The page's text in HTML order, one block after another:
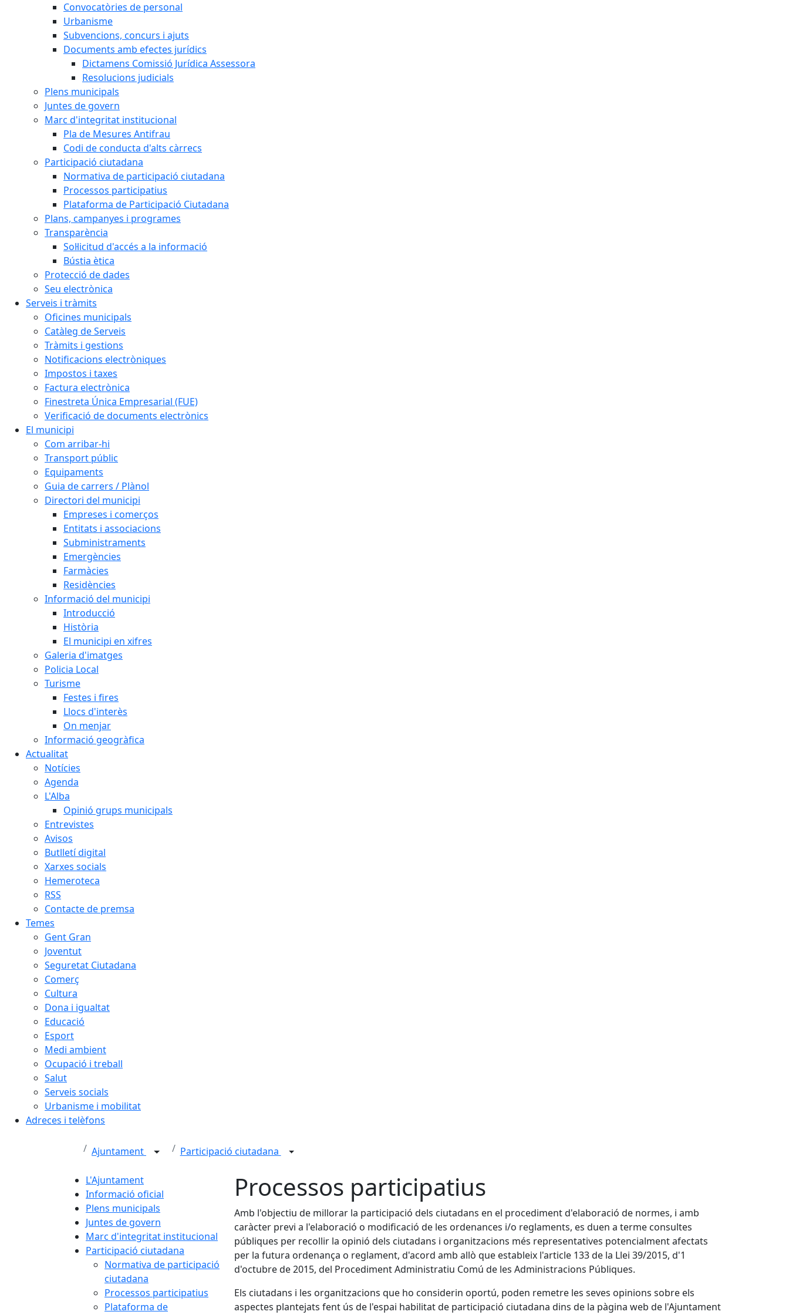
Convocatòries de personal
Urbanisme
Subvencions, concurs i ajuts
Documents amb efectes jurídics
Dictamens Comissió Jurídica Assessora
Resolucions judicials
Plens municipals
Juntes de govern
Marc d'integritat institucional
Pla de Mesures Antifrau
Codi de conducta d'alts càrrecs
Participació ciutadana
Normativa de participació ciutadana
Processos participatius
Plataforma de Participació Ciutadana
Plans, campanyes i programes
Transparència
Sol·licitud d'accés a la informació
Bústia ètica
Protecció de dades
Seu electrònica
Serveis i tràmits
Oficines municipals
Catàleg de Serveis
Tràmits i gestions
Notificacions electròniques
Impostos i taxes
Factura electrònica
Finestreta Única Empresarial (FUE)
Verificació de documents electrònics
El municipi
Com arribar-hi
Transport públic
Equipaments
Guia de carrers / Plànol
Directori del municipi
Empreses i comerços
Entitats i associacions
Subministraments
Emergències
Farmàcies
Residències
Informació del municipi
Introducció
Història
El municipi en xifres
Galeria d'imatges
Policia Local
Turisme
Festes i fires
Llocs d'interès
On menjar
Informació geogràfica
Actualitat
Notícies
Agenda
L'Alba
Opinió grups municipals
Entrevistes
Avisos
Butlletí digital
Xarxes socials
Hemeroteca
RSS
Contacte de premsa
Temes
Gent Gran
Joventut
Seguretat Ciutadana
Comerç
Cultura
Dona i igualtat
Educació
Esport
Medi ambient
Ocupació i treball
Salut
Serveis socials
Urbanisme i mobilitat
Adreces i telèfons
Ajuntament Participació ciutadana
L'Ajuntament
Informació oficial
Plens municipals
Juntes de govern
Marc d'integritat institucional
Participació ciutadana
Normativa de participació
ciutadana
Processos participatius
Plataforma de
Processos participatius
Amb l'objectiu de millorar la participació dels ciutadans en el procediment d'elaboració de normes, i amb
caràcter previ a l'elaboració o modificació de les ordenances i/o reglaments, es duen a terme consultes
públiques per recollir la opinió dels ciutadans i organitzacions més representatives potencialment afectats
per la futura ordenança o reglament, d'acord amb allò que estableix l'article 133 de la Llei 39/2015, d'1
d'octubre de 2015, del Procediment Administratiu Comú de les Administracions Públiques.
Els ciutadans i les organitzacions que ho considerin oportú, poden remetre les seves opinions sobre els
aspectes plantejats fent ús de l'espai habilitat de participació ciutadana dins de la pàgina web de l'Ajuntament